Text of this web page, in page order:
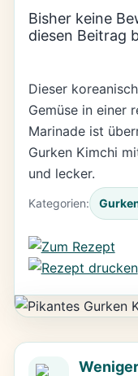
Bisher keine
diesen Beitrag
Dieser
Gemüse in einer
Marinade ist
Gurken Kimchi
und lecker.
Kategorien: